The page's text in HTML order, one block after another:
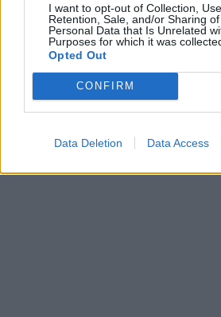
I want to opt-out of Collection, Use,
Retention, Sale, and/or Sharing
Personal Data that Is Unrelated
Purposes for which it was
Opted Out
CONFIRM
Data Deletion Data Access
Τι αναζητούν οι ενήλικες
από έναν Σύμβουλο
Επαγγελματικού
Προσανατολισμού